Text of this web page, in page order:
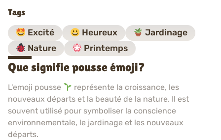
Tags
Excité Heureux
Jardinage
Nature
Printemps
Que signifie pousse émoji?
L'emoji pousse
représente la croissance, les
nouveaux départs et la beauté de la nature. Il est
souvent utilisé pour symboliser la conscience
environnementale, le jardinage et les nouveaux
départs.